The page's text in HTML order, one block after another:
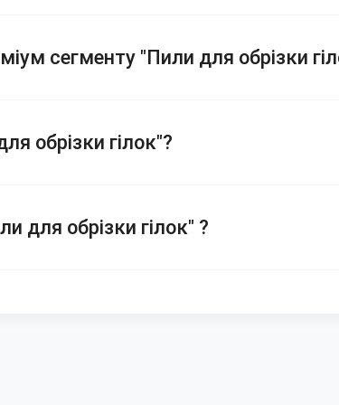
сегменту "Пили для обрізки
обрізки гілок"?
для обрізки гілок" ?